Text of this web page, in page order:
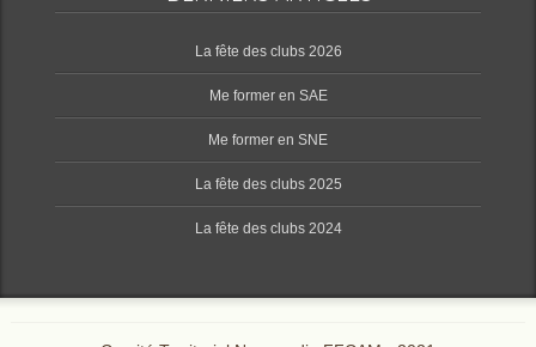
‌La fête des clubs 2026
Me former en SAE
Me former en SNE
‌La fête des clubs 2025
‌La fête des clubs 2024